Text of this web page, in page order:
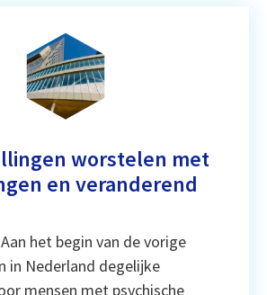
worstelen met
en veranderend
Aan het begin van de vorige
in Nederland degelijke
mensen met psychische